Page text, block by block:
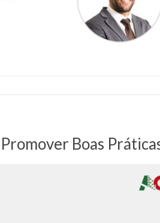
Boas